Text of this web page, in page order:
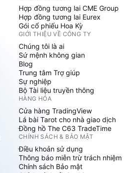
Hợp đồng tương lai CME Group
Hợp đồng tương lai Eurex
Gói cổ phiếu Hoa Kỳ
GIỚI THIỆU VỀ CÔNG TY
Chúng tôi là ai
Sứ mệnh không gian
Blog
Trung tâm Trợ giúp
Sự nghiệp
Bộ Tài liệu truyền thông
HÀNG HÓA
Cửa hàng TradingView
Lá bài Tarot cho nhà giao dịch
Đồng hồ The C63 TradeTime
CHÍNH SÁCH & BẢO MẬT
Điều khoản sử dụng
Thông báo miễn trừ trách nhiệm
Chính sách Bảo mật